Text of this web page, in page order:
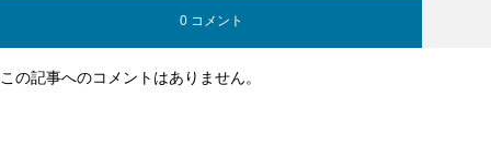
0 コメント
この記事へのコメントはありません。